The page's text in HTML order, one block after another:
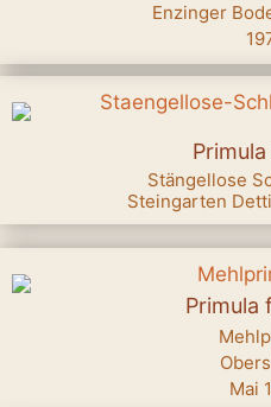
Enzinger
Stängellose
Steingarten
Primula
Mai